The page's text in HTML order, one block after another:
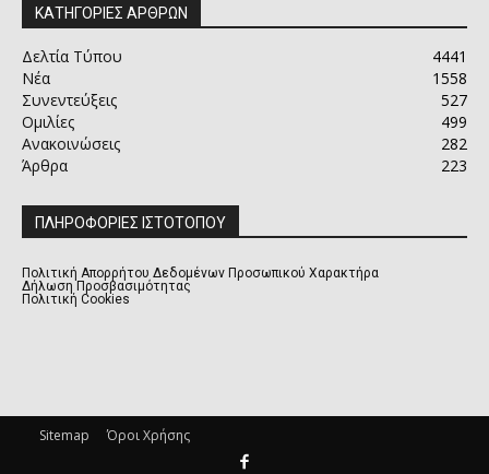
ΚΑΤΗΓΟΡΙΕΣ ΑΡΘΡΩΝ
Δελτία Τύπου
4441
Νέα
1558
Συνεντεύξεις
527
Ομιλίες
499
Ανακοινώσεις
282
Άρθρα
223
ΠΛΗΡΟΦΟΡΙΕΣ ΙΣΤΟΤΟΠΟΥ
Πολιτική Απορρήτου Δεδομένων Προσωπικού Χαρακτήρα
Δήλωση Προσβασιμότητας
Πολιτική Cookies
Sitemap Όροι Χρήσης